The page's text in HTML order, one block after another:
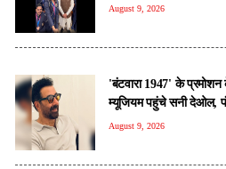
August 9, 2026
'बंटवारा 1947' के
म्यूजियम पहुंचे सनी देओल,
August 9, 2026